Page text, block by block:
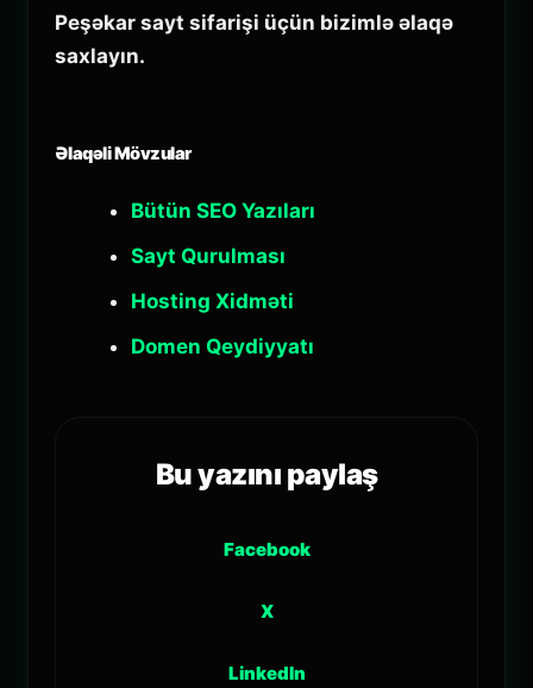
Peşəkar sayt sifarişi üçün bizimlə əlaqə
saxlayın.
Əlaqəli Mövzular
Bütün SEO Yazıları
Sayt Qurulması
Hosting Xidməti
Domen Qeydiyyatı
Bu yazını paylaş
Facebook
X
LinkedIn